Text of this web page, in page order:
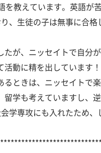
を教えています。英語
、生徒の子は無事に合格
が、ニッセイトで自分
動に精を出しています！
ときは、ニッセイトで
学も考えていますし、
学専攻にも入れたため